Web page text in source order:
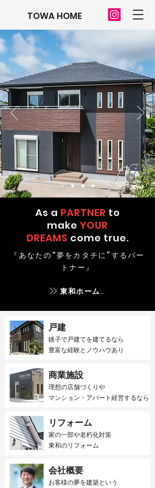
TOWA HOME
As a PARTNER to
make YOUR
DREAMS come true.
『あなたの“夢をカタチに”するパー
トナー』
東和ホームとは
戸建
銚子で戸建てを建てるなら​
豊富な経験とノウハウあり
商業施設
理想の店舗づくりや
マンション・アパート経営するなら
リフォーム
家の一部や老朽化対策
東和のリフォーム
会社概要
お客様の夢を建築という